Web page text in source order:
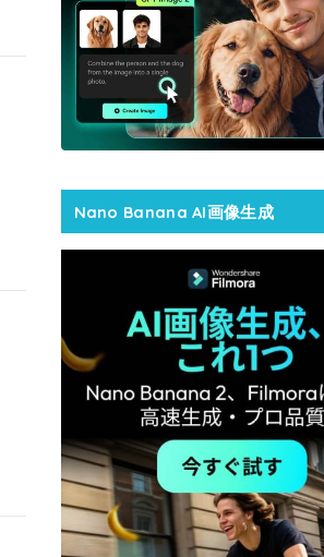
Nano Banana AI画像生成